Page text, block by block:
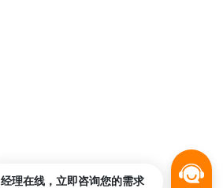
经理在线，立即咨询您的需求